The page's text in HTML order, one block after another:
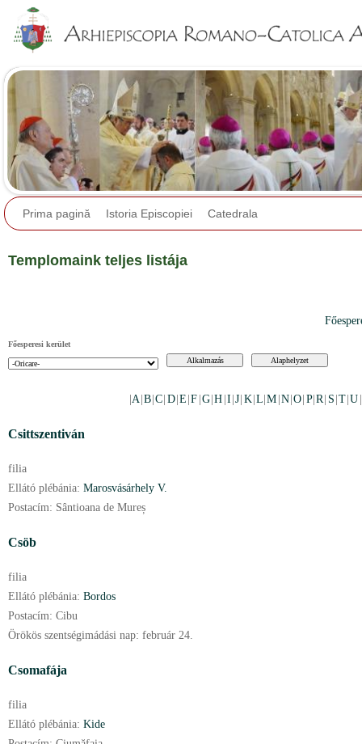
Prima pagină Istoria Episcopiei Catedrala
Templomaink teljes listája
Főesperesi kerület
|A B |C D |E |F G |H I |J K L |M N |O P|R S T |U
Csittszentiván
filia
Ellátó plébánia: Marosvásárhely V.
Postacím: Sântioana de Mureș
Csöb
filia
Ellátó plébánia: Bordos
Postacím: Cibu
Örökös szentségimádási nap: február 24.
Csomafája
filia
Ellátó plébánia: Kide